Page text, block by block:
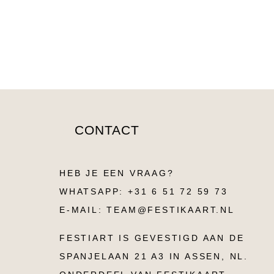
CONTACT
HEB JE EEN VRAAG?
WHATSAPP: +31 6 51 72 59 73
E-MAIL: TEAM@FESTIKAART.NL
FESTIART IS GEVESTIGD AAN DE
SPANJELAAN 21 A3 IN ASSEN, NL.